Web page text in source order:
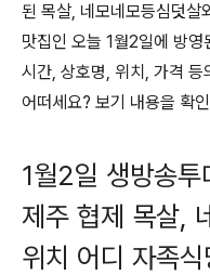
된 목살, 네모네모등심덧살
맛집인 오늘 1월2일에 방
시간, 상호명, 위치, 가격
어떠세요? 보기 내용을 확
1월2일 생방송
제주 협제 목살,
위치 어디 자족